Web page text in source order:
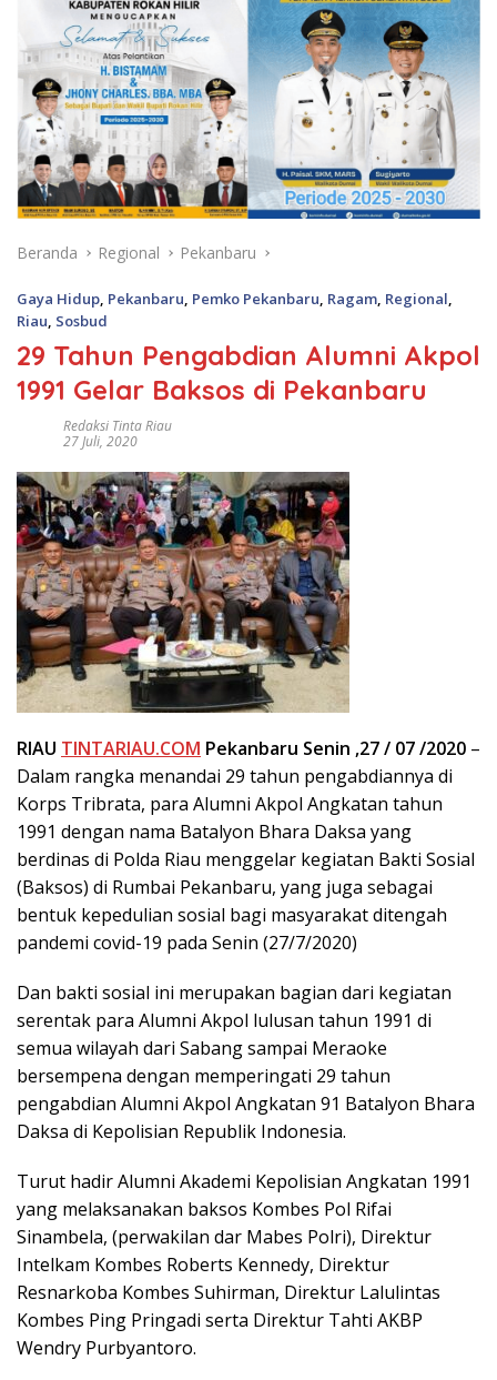
Beranda Regional Pekanbaru
Gaya Hidup Pekanbaru Pemko Pekanbaru Ragam Regional
Riau Sosbud
29 Tahun Pengabdian Alumni Akpol
1991 Gelar Baksos di Pekanbaru
Redaksi Tinta Riau
27 Juli, 2020
RIAU TINTARIAU.COM Pekanbaru Senin ,27 / 07 /2020 –
Dalam rangka menandai 29 tahun pengabdiannya di
Korps Tribrata, para Alumni Akpol Angkatan tahun
1991 dengan nama Batalyon Bhara Daksa yang
berdinas di Polda Riau menggelar kegiatan Bakti Sosial
(Baksos) di Rumbai Pekanbaru, yang juga sebagai
bentuk kepedulian sosial bagi masyarakat ditengah
pandemi covid-19 pada Senin (27/7/2020)
Dan bakti sosial ini merupakan bagian dari kegiatan
serentak para Alumni Akpol lulusan tahun 1991 di
semua wilayah dari Sabang sampai Meraoke
bersempena dengan memperingati 29 tahun
pengabdian Alumni Akpol Angkatan 91 Batalyon Bhara
Daksa di Kepolisian Republik Indonesia.
Turut hadir Alumni Akademi Kepolisian Angkatan 1991
yang melaksanakan baksos Kombes Pol Rifai
Sinambela, (perwakilan dar Mabes Polri), Direktur
Intelkam Kombes Roberts Kennedy, Direktur
Resnarkoba Kombes Suhirman, Direktur Lalulintas
Kombes Ping Pringadi serta Direktur Tahti AKBP
Wendry Purbyantoro.